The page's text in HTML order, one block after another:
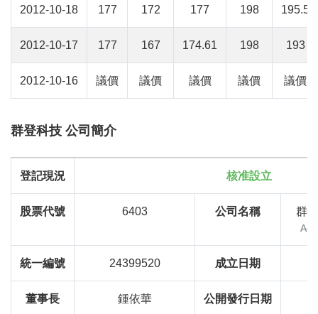
2012-10-18 177 172 177 198 195.5
2012-10-17 177 167 174.61 198 193
2012-10-16 議價 議價 議價 議價 議價
群登科技 公司簡介
登記現況 核准設立
股票代號 6403 公司名稱 群
統一編號 24399520 成立日期
董事長 鍾依華 公開發行日期